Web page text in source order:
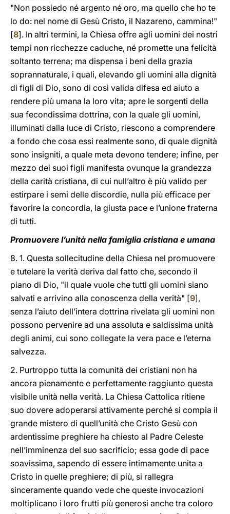
"Non possiedo né argento né oro, ma quello che ho te
lo do: nel nome di Gesù Cristo, il Nazareno, cammina!"
[8]. In altri termini, la Chiesa offre agli uomini dei nostri
tempi non ricchezze caduche, né promette una felicità
soltanto terrena; ma dispensa i beni della grazia
soprannaturale, i quali, elevando gli uomini alla dignità
di figli di Dio, sono di così valida difesa ed aiuto a
rendere più umana la loro vita; apre le sorgenti della
sua fecondissima dottrina, con la quale gli uomini,
illuminati dalla luce di Cristo, riescono a comprendere
a fondo che cosa essi realmente sono, di quale dignità
sono insigniti, a quale meta devono tendere; infine, per
mezzo dei suoi figli manifesta ovunque la grandezza
della carità cristiana, di cui null’altro è più valido per
estirpare i semi delle discordie, nulla più efficace per
favorire la concordia, la giusta pace e l’unione fraterna
di tutti.
Promuovere l’unità nella famiglia cristiana e umana
8. 1. Questa sollecitudine della Chiesa nel promuovere
e tutelare la verità deriva dal fatto che, secondo il
piano di Dio, "il quale vuole che tutti gli uomini siano
salvati e arrivino alla conoscenza della verità" [9],
senza l’aiuto dell’intera dottrina rivelata gli uomini non
possono pervenire ad una assoluta e saldissima unità
degli animi, cui sono collegate la vera pace e l’eterna
salvezza.
2. Purtroppo tutta la comunità dei cristiani non ha
ancora pienamente e perfettamente raggiunto questa
visibile unità nella verità. La Chiesa Cattolica ritiene
suo dovere adoperarsi attivamente perché si compia il
grande mistero di quell’unità che Cristo Gesù con
ardentissime preghiere ha chiesto al Padre Celeste
nell’imminenza del suo sacrificio; essa gode di pace
soavissima, sapendo di essere intimamente unita a
Cristo in quelle preghiere; di più, si rallegra
sinceramente quando vede che queste invocazioni
moltiplicano i loro frutti più generosi anche tra coloro